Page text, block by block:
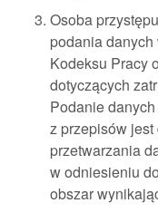
Osoba
podania
Kodeksu Pracy
dotyczących
Podanie
z przepisów
przetwarzania
w odniesieniu
obszar